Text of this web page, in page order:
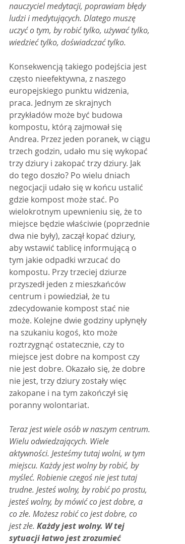
nauczyciel medytacji, poprawiam błędy
ludzi i medytujących. Dlatego muszę
uczyć o tym, by robić tylko, używać tylko,
wiedzieć tylko, doświadczać tylko.
Konsekwencją takiego podejścia jest
często nieefektywna, z naszego
europejskiego punktu widzenia,
praca. Jednym ze skrajnych
przykładów może być budowa
kompostu, którą zajmował się
Andrea. Przez jeden poranek, w ciągu
trzech godzin, udało mu się wykopać
trzy dziury i zakopać trzy dziury. Jak
do tego doszło? Po wielu dniach
negocjacji udało się w końcu ustalić
gdzie kompost może stać. Po
wielokrotnym upewnieniu się, że to
miejsce będzie właściwie (poprzednie
dwa nie były), zaczął kopać dziury,
aby wstawić tablicę informującą o
tym jakie odpadki wrzucać do
kompostu. Przy trzeciej dziurze
przyszedł jeden z mieszkańców
centrum i powiedział, że tu
zdecydowanie kompost stać nie
może. Kolejne dwie godziny upłynęły
na szukaniu kogoś, kto może
roztrzygnąć ostatecznie, czy to
miejsce jest dobre na kompost czy
nie jest dobre. Okazało się, że dobre
nie jest, trzy dziury zostały więc
zakopane i na tym zakończył się
poranny wolontariat.
Teraz jest wiele osób w naszym centrum.
Wielu odwiedzających. Wiele
aktywności. Jesteśmy tutaj wolni, w tym
miejscu. Każdy jest wolny by robić, by
myśleć. Robienie czegoś nie jest tutaj
trudne. Jesteś wolny, by robić po prostu,
jesteś wolny, by mówić co jest dobre, a
co złe. Możesz robić co jest dobre, co
jest złe. Każdy jest wolny. W tej
sytuacji łatwo jest zrozumieć